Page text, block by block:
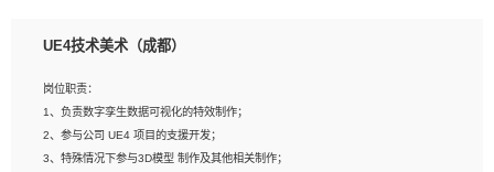
2、熟练掌握 Unity3D 程序开发，精通 C# 语言开发；
4、有良好的沟通能力和团队合作意识；
5、开发过 HoloLens 程序者优先。
UE4技术美术（成都）
岗位职责：
1、负责数字孪生数据可视化的特效制作；
2、参与公司 UE4 项目的支援开发；
3、特殊情况下参与3D模型 制作及其他相关制作；